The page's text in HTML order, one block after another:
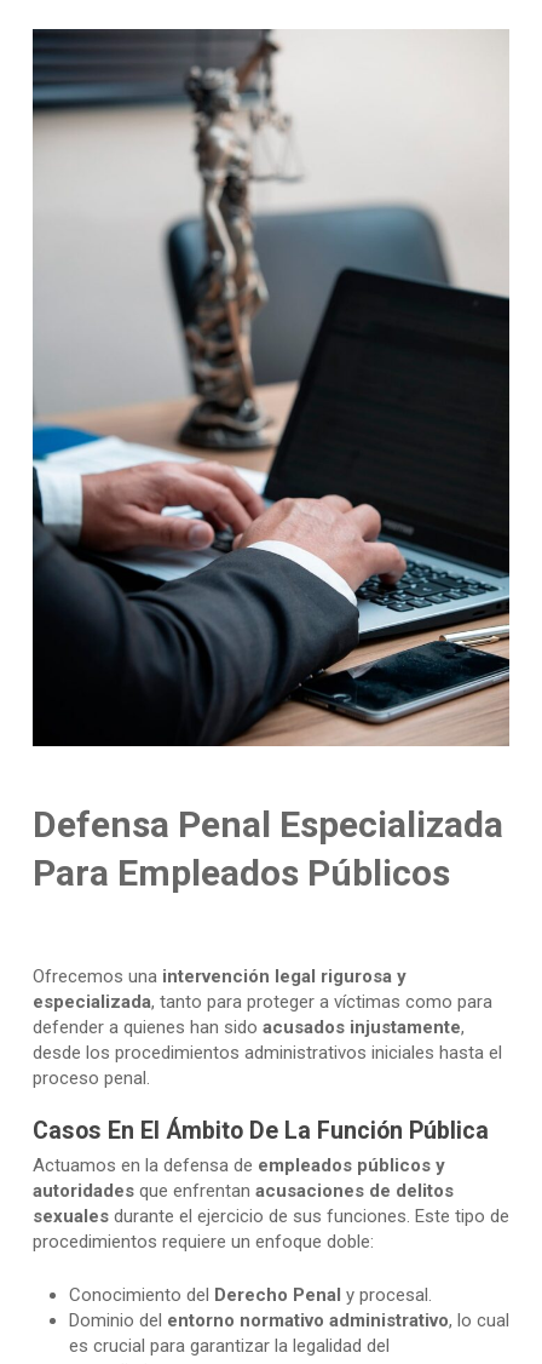
Defensa Penal Especializada
Para Empleados Públicos
Ofrecemos una intervención legal rigurosa y
especializada, tanto para proteger a víctimas como para
defender a quienes han sido acusados injustamente,
desde los procedimientos administrativos iniciales hasta el
proceso penal.
Casos En El Ámbito De La Función Pública
Actuamos en la defensa de empleados públicos y
autoridadesque enfrentan acusaciones de delitos
sexualesdurante el ejercicio de sus funciones. Este tipo de
procedimientos requiere un enfoque doble:
Conocimiento del Derecho Penal y procesal.
Dominio del entorno normativo administrativo, lo cual
es crucial para garantizar la legalidad del